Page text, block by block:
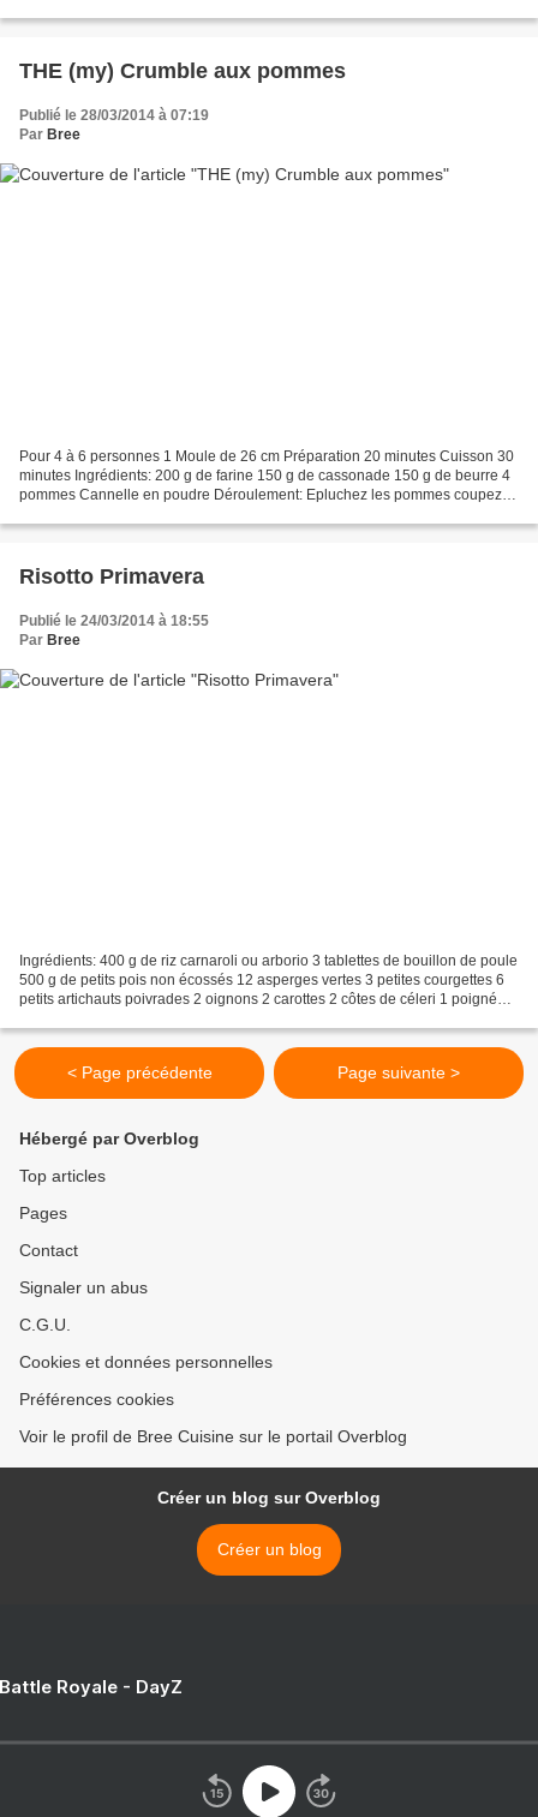
THE (my) Crumble aux pommes
Publié le 28/03/2014 à 07:19
Par Bree
Pour 4 à 6 personnes 1 Moule de 26 cm Préparation 20 minutes Cuisson 30
minutes Ingrédients: 200 g de farine 150 g de cassonade 150 g de beurre 4
pommes Cannelle en poudre Déroulement: Epluchez les pommes coupez-
Risotto Primavera
Publié le 24/03/2014 à 18:55
Par Bree
Ingrédients: 400 g de riz carnaroli ou arborio 3 tablettes de bouillon de poule
500 g de petits pois non écossés 12 asperges vertes 3 petites courgettes 6
petits artichauts poivrades 2 oignons 2 carottes 2 côtes de céleri 1 poignée
< Page précédente Page suivante >
Hébergé par Overblog
Top articles
Pages
Contact
Signaler un abus
C.G.U.
Cookies et données personnelles
Préférences cookies
Voir le profil de Bree Cuisine sur le portail Overblog
Créer un blog sur Overblog
Créer un blog
Royale - DayZ